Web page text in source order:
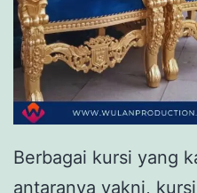
Berbagai kursi yang
antaranya yakni,